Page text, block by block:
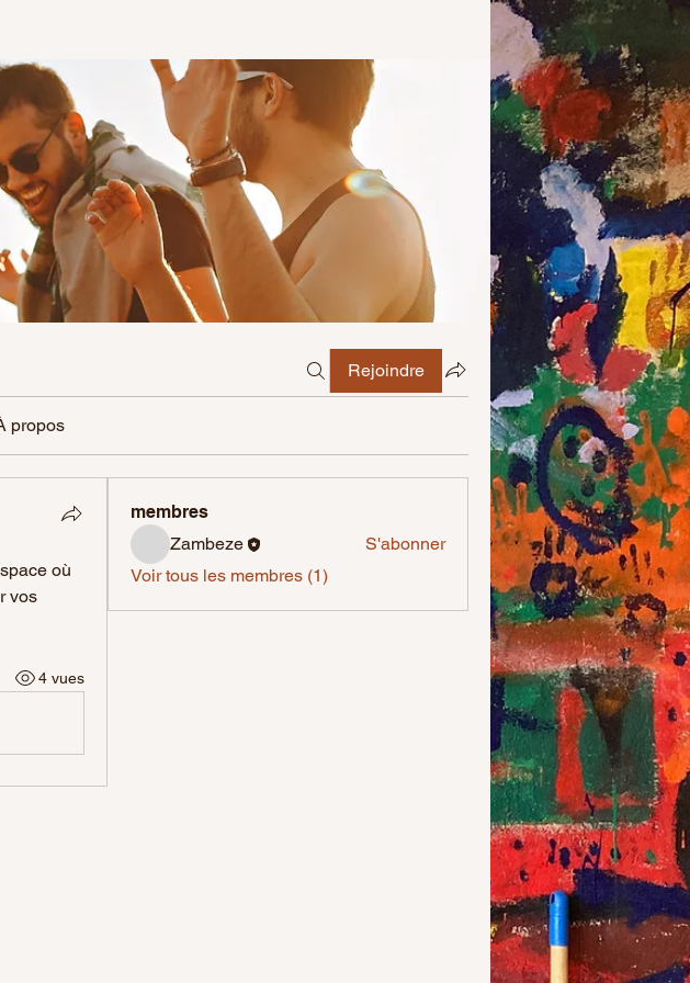
Rejoindre
propos
où
vos
4 vues
membres
Zambeze
S'abonner
Voir tous les membres (1)